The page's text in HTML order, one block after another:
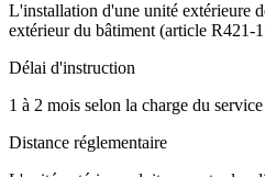
L'installation d'une unité extérieure
extérieur du bâtiment (article R421-
Délai d'instruction
1 à 2 mois selon la charge du
Distance réglementaire